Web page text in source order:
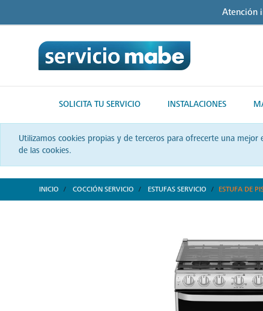
Atención
SOLICITA TU SERVICIO INSTALACIONES
Utilizamos cookies propias y de terceros para ofrecerte una
de las cookies.
INICIO COCCIÓN SERVICIO ESTUFAS SERVICIO ESTUFA DE